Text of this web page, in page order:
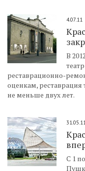
4.07.11
В
реставрационно-
оценкам, реставрация
не меньше двух лет.
31.05.11
С 1